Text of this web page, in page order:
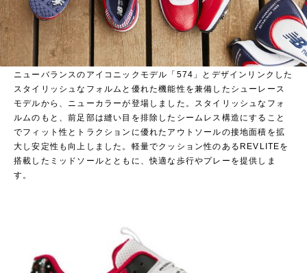
■ MG/WG574
ニューバランスのアイコニックモデル「574」とデザインリンクした
スタイリッシュなフォルムと優れた機能性を兼備したシューレース
モデルから、ニューカラーが登場しました。スタイリッシュなフォ
ルムのもと、前足部は縫い目を排除したシームレス構造にすること
でフィット性とトラクションに優れたアウトソールの接地面積を拡
大し安定性も向上しました。軽量でクッション性のあるREVLITEを
搭載したミッドソールとともに、快適な歩行やプレーを提供しま
す。